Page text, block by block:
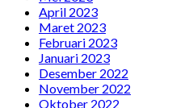
April 2023
Maret 2023
Februari 2023
Januari 2023
Desember 2022
November 2022
Oktober 2022